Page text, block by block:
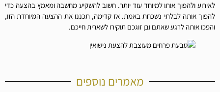
לאירוע ולהפוך אותו למיוחד עוד יותר. חשוב להשקיע מחשבה ומאמץ בהצעה כדי
להפוך אותה לבלתי נשכחת באמת. אז קדימה, תכננו את ההצעה המיוחדת הזו,
והפכו אותה לרגע שאתם ובן זוגכם תוקירו לשארית חייכם.
מאמרים נוספים